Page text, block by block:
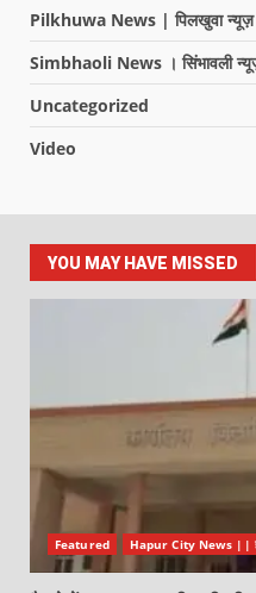
Pilkhuwa News | पिलखुवा न्यूज़
Simbhaoli News । सिंभावली
Uncategorized
Video
YOU MAY HAVE MISSED
Featured Hapur City News ||